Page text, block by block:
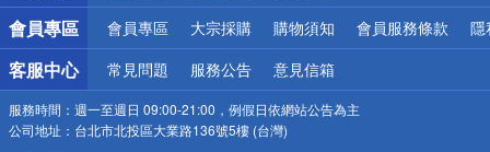
會員專區 會員專區 大宗採購 購物須知 會員服務條款 隱
客服中心 常見問題 服務公告 意見信箱
服務時間： 週一至週日 09:00-21:00，例假日依網站公告為主
公司地址： 台北市北投區大業路136號5樓 (台灣)